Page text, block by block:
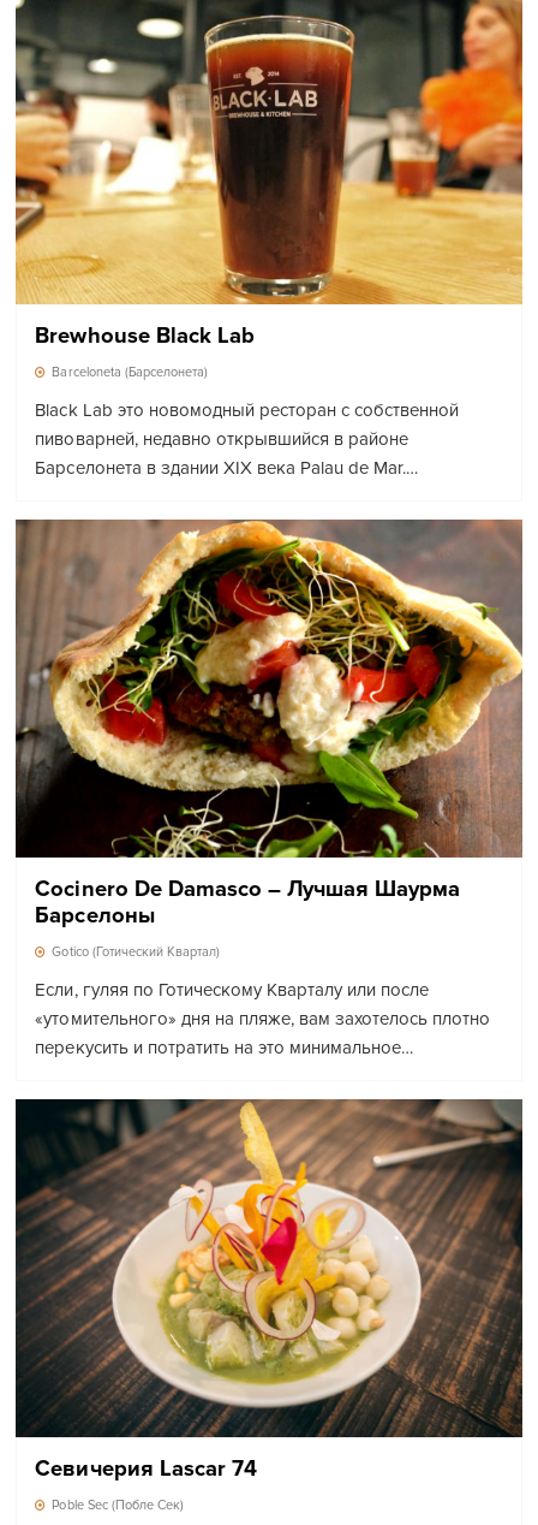
Brewhouse Black Lab
Barceloneta (Барселонета)
Black Lab это новомодный ресторан с собственной
пивоварней, недавно открывшийся в районе
Барселонета в здании XIX века Palau de Mar.…
Cocinero De Damasco – Лучшая Шаурма
Барселоны
Gotico (Готический Квартал)
Если, гуляя по Готическому Кварталу или после
«утомительного» дня на пляже, вам захотелось плотно
перекусить и потратить на это минимальное…
Севичерия Lascar 74
Poble Sec (Побле Сек)